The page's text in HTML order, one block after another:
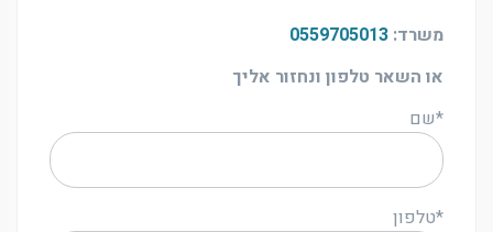
משרד: 0559705013
או השאר טלפון ונחזור אליך
*שם
*טלפון